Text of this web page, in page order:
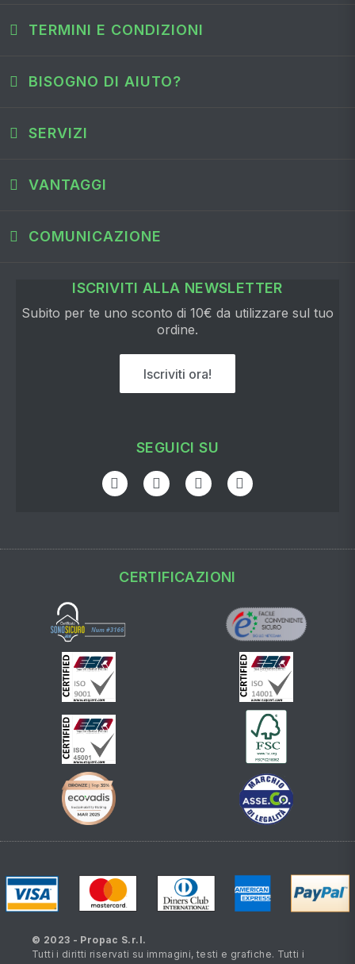
TERMINI E CONDIZIONI
BISOGNO DI AIUTO?
SERVIZI
VANTAGGI
COMUNICAZIONE
ISCRIVITI ALLA NEWSLETTER
Subito per te uno sconto di 10€ da utilizzare sul tuo
ordine.
Iscriviti ora!
SEGUICI SU
CERTIFICAZIONI
© 2023 - Propac S.r.l.
Tutti i diritti riservati su immagini, testi e grafiche. Tutti i